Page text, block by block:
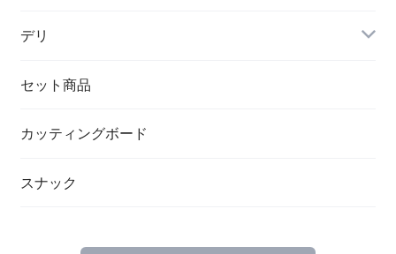
デリ
セット商品
カッティングボード
スナック